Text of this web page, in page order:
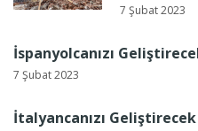
7 Şubat 2023
İspanyolcanızı
7 Şubat 2023
İtalyancanızı Geliştirecek